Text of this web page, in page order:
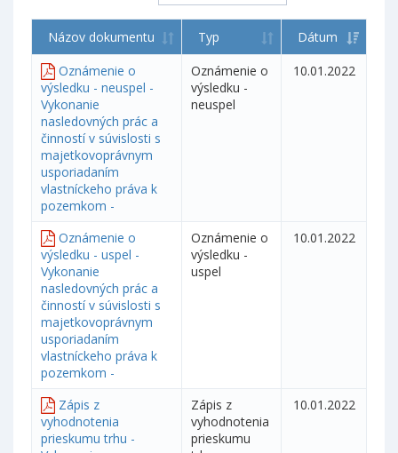
Názov dokumentu Typ
Dátum
Oznámenie o
výsledku - neuspel -
Vykonanie
nasledovných prác a
činností v súvislosti s
majetkovoprávnym
usporiadaním
vlastníckeho práva k
pozemkom -
Oznámenie o
výsledku -
neuspel
10.01.2022
Oznámenie o
výsledku - uspel -
Vykonanie
nasledovných prác a
činností v súvislosti s
majetkovoprávnym
usporiadaním
vlastníckeho práva k
pozemkom -
Oznámenie o
výsledku -
uspel
10.01.2022
Zápis z
vyhodnotenia
prieskumu trhu -
Zápis z
vyhodnotenia
prieskumu
10.01.2022